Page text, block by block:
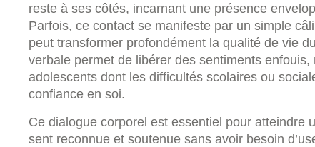
reste à ses côtés, incarnant une présence
Parfois, ce contact se manifeste par un simple
peut transformer profondément la qualité de vie
verbale permet de libérer des sentiments
adolescents dont les difficultés scolaires ou
confiance en soi.
Ce dialogue corporel est essentiel pour atteindre
sent reconnue et soutenue sans avoir besoin